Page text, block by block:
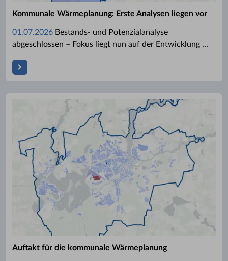
Kommunale Wärmeplanung: Erste Analysen liegen vor
01.07.2026 Bestands- und Potenzialanalyse
abgeschlossen – Fokus liegt nun auf der Entwicklung ...
Auftakt für die kommunale Wärmeplanung